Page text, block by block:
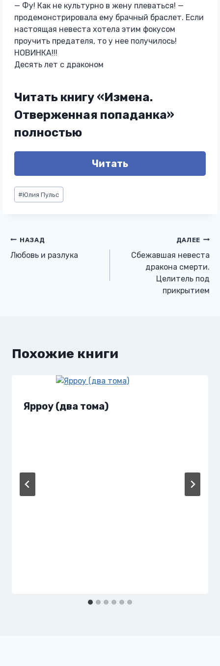
— Фу! Как не культурно в жену плеваться! —
продемонстрировала ему брачный браслет. Если
настоящая невеста хотела этим фокусом
проучить предателя, то у нее получилось!
НОВИНКА!!!
Десять лет с драконом
Читать книгу «Измена.
Отверженная попаданка»
полностью
Читать
Метки
записи:
#Юлия Пульс
Навигация
по
НАЗАД
Любовь и разлука
ДАЛЕЕ
Сбежавшая невеста
дракона смерти.
Целитель под
прикрытием
Похожие книги
Ярроу (два тома)